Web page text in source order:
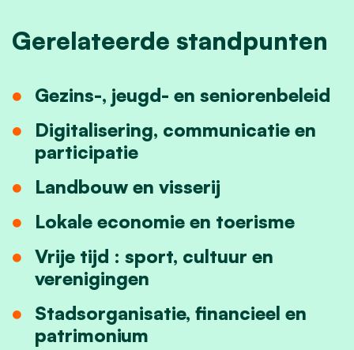
Gerelateerde standpunten
Gezins-, jeugd- en seniorenbeleid
Digitalisering, communicatie en
participatie
Landbouw en visserij
Lokale economie en toerisme
Vrije tijd : sport, cultuur en
verenigingen
Stadsorganisatie, financieel en
patrimonium